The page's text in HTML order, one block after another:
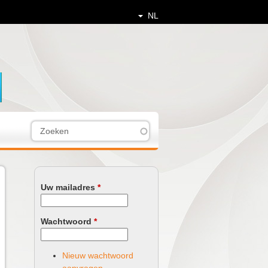
NL
o
e
Uw mailadres *
Wachtwoord *
Nieuw wachtwoord